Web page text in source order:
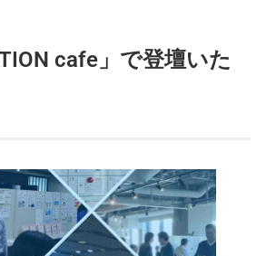
cafe」で登壇いた